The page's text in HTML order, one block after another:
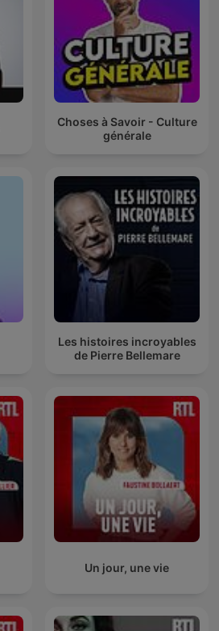
Choses à Savoir - Culture
générale
Les histoires incroyables
de Pierre Bellemare
Un jour, une vie